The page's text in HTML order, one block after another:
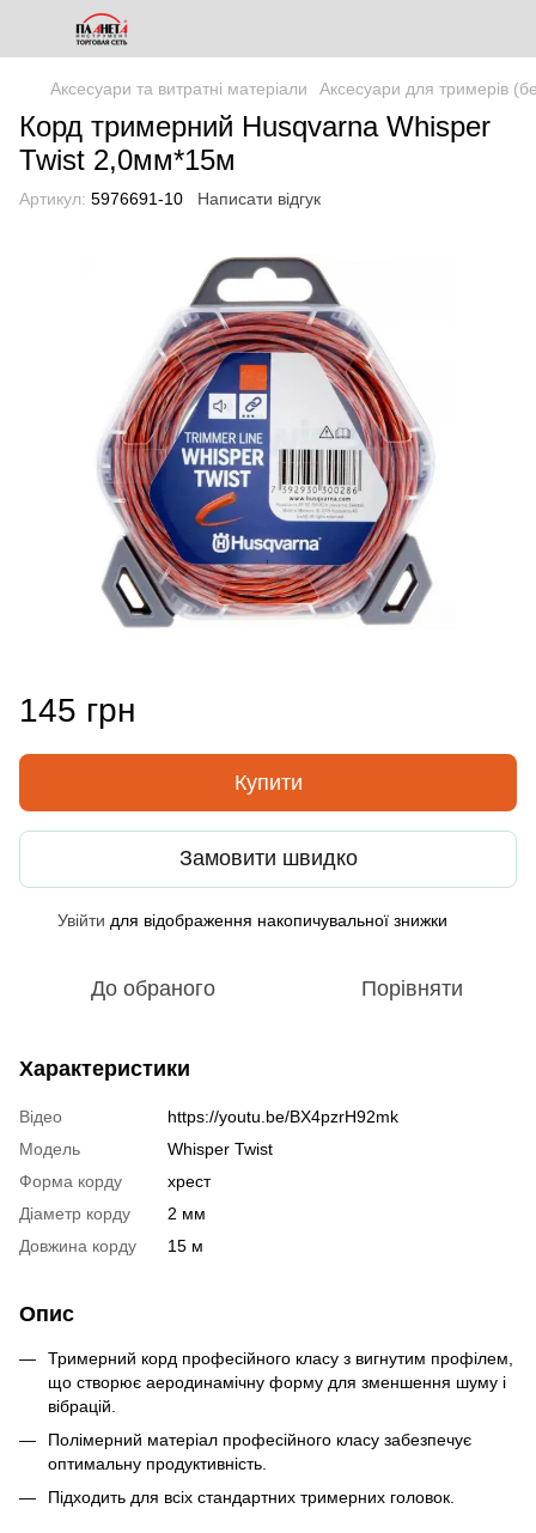
Аксесуари та витратні матеріали Аксесуари для тримерів
Корд тримерний Husqvarna Whisper
Twist 2,0мм*15м
Артикул: 5976691-10 Написати відгук
145 грн
Купити
Замовити швидко
Увійти для відображення накопичувальної знижки
До обраного Порівняти
Характеристики
Відео
https://youtu.be/BX4pzrH92mk
Модель
Whisper Twist
Форма корду
хрест
Діаметр корду
2 мм
Довжина корду
15 м
Опис
Тримерний корд професійного класу з вигнутим профілем,
що створює аеродинамічну форму для зменшення шуму і
вібрацій.
Полімерний матеріал професійного класу забезпечує
оптимальну продуктивність.
Підходить для всіх стандартних тримерних головок.